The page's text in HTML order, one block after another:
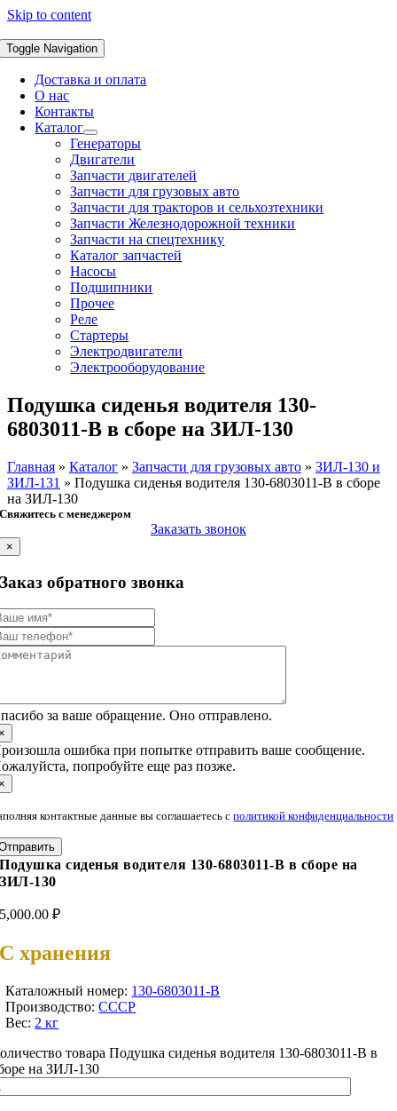
Skip to content
Toggle Navigation
Доставка и оплата
О нас
Контакты
Каталог
Генераторы
Двигатели
Запчасти двигателей
Запчасти для грузовых авто
Запчасти для тракторов и сельхозтехники
Запчасти Железнодорожной техники
Запчасти на спецтехнику
Каталог запчастей
Насосы
Подшипники
Прочее
Реле
Стартеры
Электродвигатели
Электрооборудование
Подушка сиденья водителя 130-
6803011-В в сборе на ЗИЛ-130
Главная » Каталог » Запчасти для грузовых авто » ЗИЛ-130 и
ЗИЛ-131 » Подушка сиденья водителя 130-6803011-В в сборе
на ЗИЛ-130
Свяжитесь с менеджером
Заказать звонок
×
Заказ обратного звонка
за ваше обращение. Оно отправлено.
ошибка при попытке отправить ваше сообщение.
попробуйте еще раз позже.
контактные данные вы соглашаетесь сполитикой конфиденциальности
Подушка сиденья водителя 130-6803011-В в сборе на
ЗИЛ-130
5,000.00₽
С хранения
Каталожный номер: 130-6803011-В
Производство:СССР
Вес: 2 кг
товара Подушка сиденья водителя 130-6803011-В в
на ЗИЛ-130